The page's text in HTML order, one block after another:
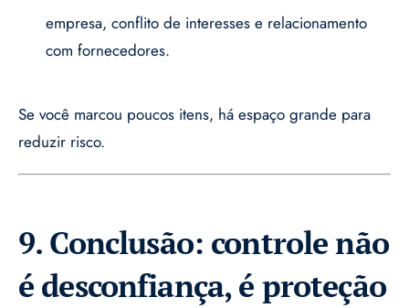
empresa, conflito de interesses e relacionamento
com fornecedores.
Se você marcou poucos itens, há espaço grande para
reduzir risco.
9. Conclusão: controle não
é desconfiança, é proteção